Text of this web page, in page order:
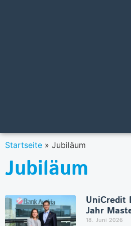
Startseite » Jubiläum
Jubiläum
UniCredit
Jahr
18. Juni 2026